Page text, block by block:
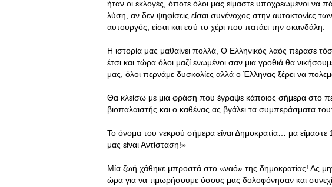
ήταν οι εκλογές, όποτε όλοι μας είμαστε υποχρεωμένοι να
λύση, αν δεν ψηφίσεις είσαι συνένοχος στην αυτοκτονίες
αυτουργός, είσαι και εσύ το χέρι που πατάει την σκανδάλη.
Η ιστορία μας μαθαίνει πολλά, Ο Ελληνικός λαός πέρασε
έτσι και τώρα όλοι μαζί ενωμένοι σαν μια γροθιά θα
μας, όλοι περνάμε δυσκολίες αλλά ο Έλληνας ξέρει να
Θα κλείσω με μια φράση που έγραψε κάποιος σήμερα στο
βιοπαλαιστής και ο καθένας ας βγάλει τα συμπεράσματα του:
To όνομα του νεκρού σήμερα είναι Δημοκρατία… μα είμαστε
μας είναι Αντίσταση!»
Μία ζωή χάθηκε μπροστά στο «ναό» της δημοκρατίας! Ας
ώρα για να τιμωρήσουμε όσους μας δολοφόνησαν και